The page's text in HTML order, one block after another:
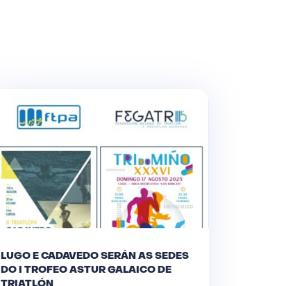
LUGO E CADAVEDO SERÁN AS SEDES
DO I TROFEO ASTUR GALAICO DE